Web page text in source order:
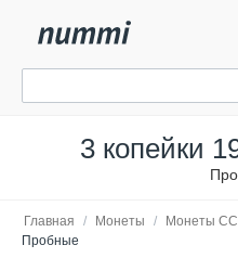
3 копейки
Главная / Монеты / Монеты
Пробные